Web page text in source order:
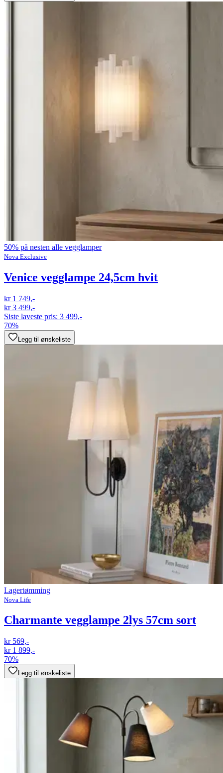
50% på nesten alle vegglamper
Nova Exclusive
Venice vegglampe 24,5cm hvit
kr 1 749,-
kr 3 499,-
Siste laveste pris: 3 499,-
70%
Legg til ønskeliste
Lagertømming
Nova Life
Charmante vegglampe 2lys 57cm sort
kr 569,-
kr 1 899,-
70%
Legg til ønskeliste